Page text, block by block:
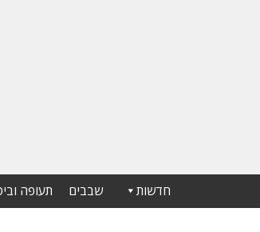
חדשות שבבים תעופה